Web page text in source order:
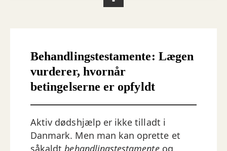
dødsstivhed og ligpletter, kan det i
samråd med den præhospitale akutlæge
besluttes at undlade genoplivning.
Kilde: Ambulancebehandler Per Green
Behandlingstestamente: Lægen
vurderer, hvornår
betingelserne er opfyldt
Aktiv dødshjælp er ikke tilladt i
Danmark. Men man kan oprette et
såkaldtbehandlingstestamente og